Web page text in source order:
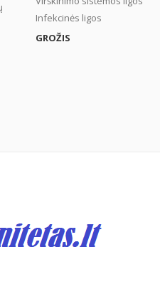
Infekcinės ligos
GROŽIS